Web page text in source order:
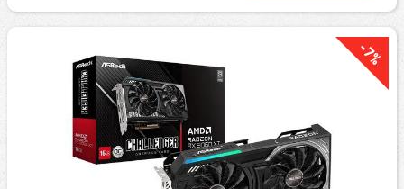
-7%